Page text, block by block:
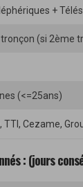
+
(si 2ème
(<=25ans)
TTI, Cezame,
: (jours